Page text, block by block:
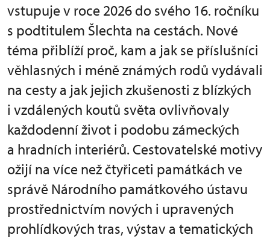
vstupuje v roce 2026 do svého 16. ročníku
s podtitulem Šlechta na cestách. Nové
téma přiblíží proč, kam a jak se příslušníci
věhlasných i méně známých rodů vydávali
na cesty a jak jejich zkušenosti z blízkých
i vzdálených koutů světa ovlivňovaly
každodenní život i podobu zámeckých
a hradních interiérů. Cestovatelské motivy
ožijí na více než čtyřiceti památkách ve
správě Národního památkového ústavu
prostřednictvím nových i upravených
prohlídkových tras, výstav a tematických